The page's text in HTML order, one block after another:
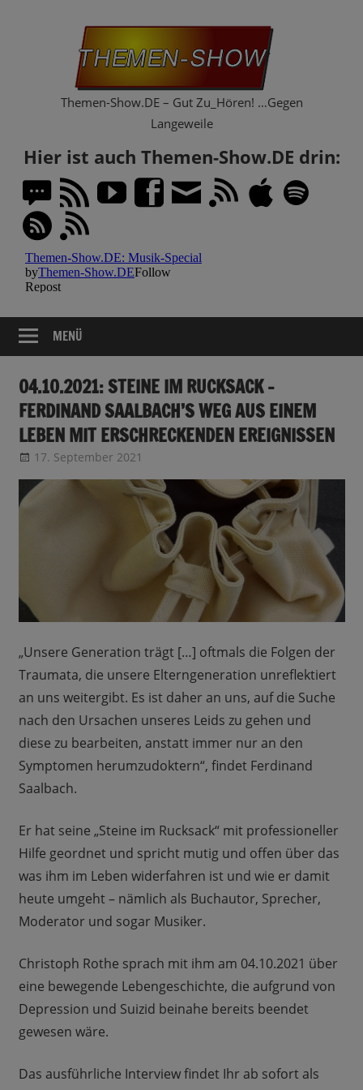
Themen-Show.DE – Gut Zu_Hören! …Gegen
Langeweile
Hier ist auch Themen-Show.DE drin:
MENÜ
04.10.2021: STEINE IM RUCKSACK –
FERDINAND SAALBACH’S WEG AUS EINEM
LEBEN MIT ERSCHRECKENDEN EREIGNISSEN
17. September 2021
„Unsere Generation trägt […] oftmals die Folgen der
Traumata, die unsere Elterngeneration unreflektiert
an uns weitergibt. Es ist daher an uns, auf die Suche
nach den Ursachen unseres Leids zu gehen und
diese zu bearbeiten, anstatt immer nur an den
Symptomen herumzudoktern“, findet Ferdinand
Saalbach.
Er hat seine „Steine im Rucksack“ mit professioneller
Hilfe geordnet und spricht mutig und offen über das
was ihm im Leben widerfahren ist und wie er damit
heute umgeht – nämlich als Buchautor, Sprecher,
Moderator und sogar Musiker.
Christoph Rothe sprach mit ihm am 04.10.2021 über
eine bewegende Lebengeschichte, die aufgrund von
Depression und Suizid beinahe bereits beendet
gewesen wäre.
Das ausführliche Interview findet Ihr ab sofort als